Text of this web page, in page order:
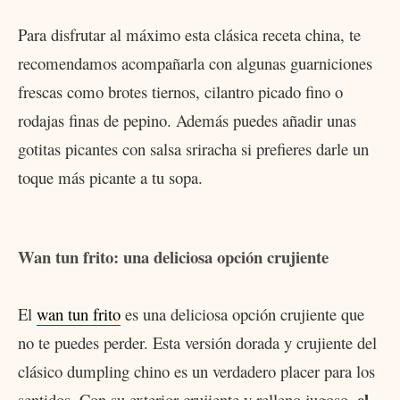
Para disfrutar al máximo esta clásica receta china, te
recomendamos acompañarla con algunas guarniciones
frescas como brotes tiernos, cilantro picado fino o
rodajas finas de pepino. Además puedes añadir unas
gotitas picantes con salsa sriracha si prefieres darle un
toque más picante a tu sopa.
Wan tun frito: una deliciosa opción crujiente
El wan tun frito es una deliciosa opción crujiente que
no te puedes perder. Esta versión dorada y crujiente del
clásico dumpling chino es un verdadero placer para los